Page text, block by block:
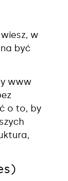
w
być
www
o to, by